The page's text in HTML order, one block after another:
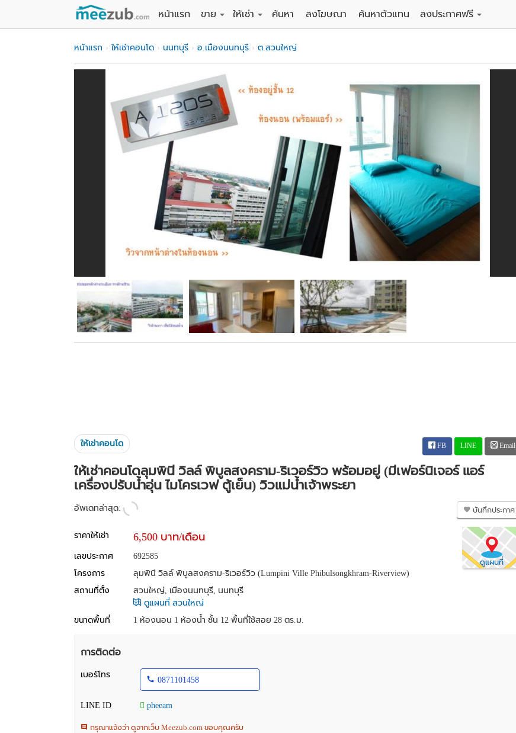
หน้าแรก
ขาย
ขายบ้าน
ขายทาวน์เฮาส์
ขายอพาร์ทเม้นท์ / โรงแรม
ขายอาคารพาณิชย์ / สำนักงาน
ให้เช่า
ให้เช่าบ้าน
ให้เช่าทาวน์เฮาส์
ให้เช่าอพาร์ทเม้นท์ / โรงแรม
ให้เช่าอาคารพาณิชย์ / สำนักงาน
ให้เช่าโรงงาน / โกดัง
ค้นหา ลงโฆษณา ค้นหาตัวแทน
ลงประกาศฟรี
หน้าแรก ให้เช่าคอนโด นนทบุรี อ.เมืองนนทบุรี ต.สวนใหญ่
ให้เช่าคอนโด FB LINE Email
ให้เช่าคอนโดลุมพินี วิลล์ พิบูลสงคราม-ริเวอร์วิว พร้อมอยู่ (มีเฟอร์นิเจอร์ แอร์
เครื่องปรับน้ำอุ่น ไมโครเวฟ ตู้เย็น) วิวแม่น้ำเจ้าพระยา
อัพเดทล่าสุด: บันทึกประกาศ
ดูแผนที่
ราคาให้เช่า 6,500 บาท/เดือน
เลขประกาศ
692585
โครงการ
ลุมพินี วิลล์ พิบูลสงคราม-ริเวอร์วิว (Lumpini Ville Phibulsongkhram-Riverview)
สถานที่ตั้ง
สวนใหญ่, เมืองนนทบุรี, นนทบุรี
ดูแผนที่ สวนใหญ่
ขนาดพื้นที่
1 ห้องนอน 1 ห้องน้ำ ชั้น 12 พื้นที่ใช้สอย 28 ตร.ม.
การติดต่อ
เบอร์โทร
0871101458
LINE ID pheeam
กรุณาแจ้งว่า ดูจากเว็บ Meezub.com ขอบคุณครับ